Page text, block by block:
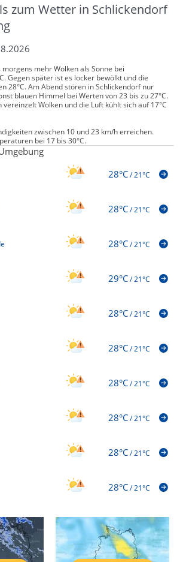
zum Wetter in Schlickendorf
mehr Wolken als Sonne bei
Gegen später ist es locker bewölkt und die
28°C. Am Abend stören in Schlickendorf nur
blauen Himmel bei Werten von 23 bis zu 27°C.
vereinzelt Wolken und die Luft kühlt sich auf 17°C
zwischen 10 und 23 km/h erreichen.
bei 17 bis 30°C.
28°C/21°C
28°C/21°C
28°C/21°C
29°C/21°C
28°C/21°C
28°C/21°C
28°C/21°C
28°C/21°C
28°C/21°C
28°C/21°C